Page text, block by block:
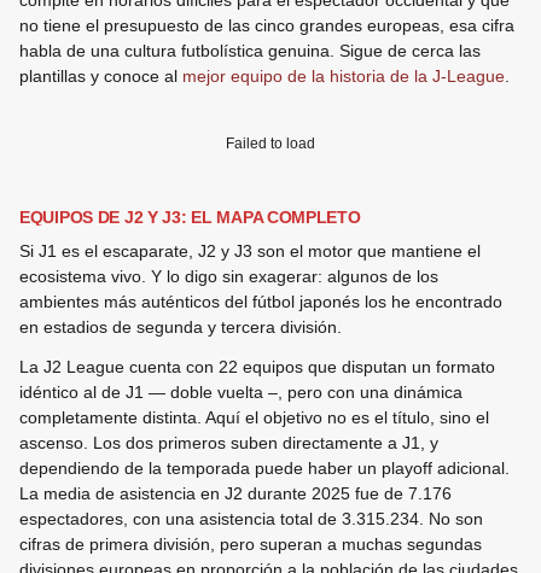
no tiene el presupuesto de las cinco grandes europeas, esa cifra
habla de una cultura futbolística genuina. Sigue de cerca las
plantillas y conoce al mejor equipo de la historia de la J-League.
Failed to load
EQUIPOS DE J2 Y J3: EL MAPA COMPLETO
Si J1 es el escaparate, J2 y J3 son el motor que mantiene el
ecosistema vivo. Y lo digo sin exagerar: algunos de los
ambientes más auténticos del fútbol japonés los he encontrado
en estadios de segunda y tercera división.
La J2 League cuenta con 22 equipos que disputan un formato
idéntico al de J1 — doble vuelta –, pero con una dinámica
completamente distinta. Aquí el objetivo no es el título, sino el
ascenso. Los dos primeros suben directamente a J1, y
dependiendo de la temporada puede haber un playoff adicional.
La media de asistencia en J2 durante 2025 fue de 7.176
espectadores, con una asistencia total de 3.315.234. No son
cifras de primera división, pero superan a muchas segundas